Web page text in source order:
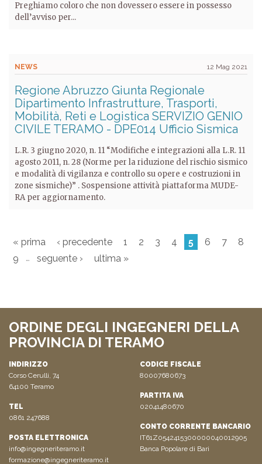
Preghiamo coloro che non dovessero essere in possesso
dell’avviso per...
NEWS 12 Mag 2021
Regione Abruzzo Giunta Regionale
Dipartimento Infrastrutture, Trasporti,
Mobilità, Reti e Logistica SERVIZIO GENIO
CIVILE TERAMO - DPE014 Ufficio Sismica
L.R. 3 giugno 2020, n. 11 “Modifiche e integrazioni alla L.R. 11
agosto 2011, n. 28 (Norme per la riduzione del rischio sismico
e modalità di vigilanza e controllo su opere e costruzioni in
zone sismiche)” . Sospensione attività piattaforma MUDE-
RA per aggiornamento.
« prima ‹ precedente 1 2 3 4 5 6 7
8
9
… seguente › ultima »
ORDINE DEGLI INGEGNERI DELLA
PROVINCIA DI TERAMO
INDIRIZZO
Corso Cerulli, 74
64100 Teramo
TEL
0861 247688
POSTA ELETTRONICA
info@ingegneriteramo.it
formazione@ingegneriteramo.it
CODICE FISCALE
80007680673
PARTITA IVA
02041480670
CONTO CORRENTE BANCARIO
IT61Z0542415300000040012905
Banca Popolare di Bari